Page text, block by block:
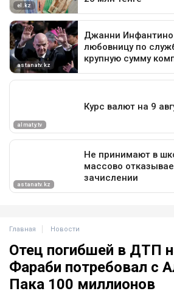
Главная Новости
Отец погибшей в ДТП
Фараби потребовал с
Пака 100 миллионов